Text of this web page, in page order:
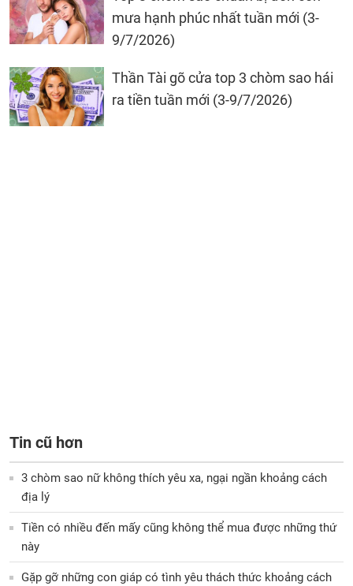
mưa hạnh phúc nhất tuần mới (3-
9/7/2026)
Thần Tài gõ cửa top 3 chòm sao hái
ra tiền tuần mới (3-9/7/2026)
Tin cũ hơn
3 chòm sao nữ không thích yêu xa, ngại ngần khoảng cách
địa lý
Tiền có nhiều đến mấy cũng không thể mua được những thứ
này
Gặp gỡ những con giáp có tình yêu thách thức khoảng cách